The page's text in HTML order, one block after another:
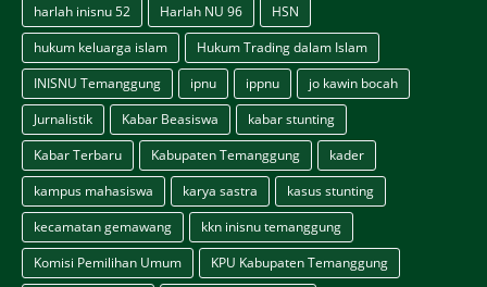
harlah inisnu 52
Harlah NU 96
HSN
hukum keluarga islam
Hukum Trading dalam Islam
INISNU Temanggung
ipnu ippnu
jo kawin bocah
Jurnalistik
Kabar Beasiswa
kabar stunting
Kabar Terbaru
Kabupaten Temanggung
kader
kampus mahasiswa
karya sastra
kasus stunting
kecamatan gemawang
kkn inisnu temanggung
Komisi Pemilihan Umum
KPU Kabupaten Temanggung